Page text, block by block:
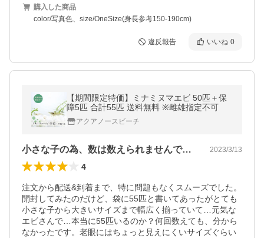
購入した商品
color/写真色、size/OneSize(身長参考150-190cm)
違反報告 いいね 0
【期間限定特価】ミナミヌマエビ 50匹＋保
障5匹 合計55匹 送料無料 ※雌雄指定不可
アクアノースビーチ
小さな子の為、数は数えられませんでした。 2023/3/13
4
注文から配送&到着まで、特に問題もなくスムーズでした。
開封してみたのだけど、袋に55匹と書いてあったがとても
小さな子から大きいサイズまで幅広く揃っていて…元気な
エビさんで…本当に55匹いるのか？何回数えても、分から
なかったです。老眼にはちょっと見えにくいサイズぐらい